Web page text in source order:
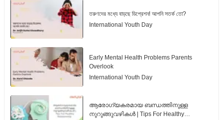
তরুণদের মধ্যে বাড়ছে ডিপ্রেশন! আপনি সতর্ক তো?
International Youth Day
Early Mental Health Problems Parents
Overlook
International Youth Day
ആരോഗ്യകരമായ ബന്ധത്തിനുള്ള
നുറുങ്ങുവഴികൾ | Tips For Healthy